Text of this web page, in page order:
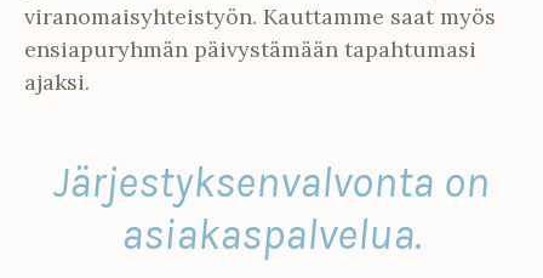
viranomaisyhteistyön. Kauttamme saat myös
ensiapuryhmän päivystämään tapahtumasi
ajaksi.
Järjestyksenvalvonta on
asiakaspalvelua.